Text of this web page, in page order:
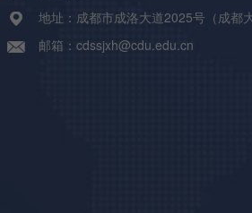
地址：成都市成洛大道2025号（成都
邮箱：cdssjxh@cdu.edu.cn